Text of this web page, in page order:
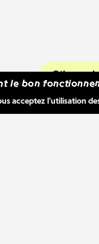
le bon
acceptez l'utilisation